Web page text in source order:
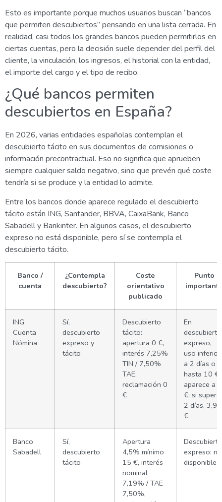
Esto es importante porque muchos usuarios buscan “bancos
que permiten descubiertos” pensando en una lista cerrada. En
realidad, casi todos los grandes bancos pueden permitirlos en
ciertas cuentas, pero la decisión suele depender del perfil del
cliente, la vinculación, los ingresos, el historial con la entidad,
el importe del cargo y el tipo de recibo.
¿Qué bancos permiten
descubiertos en España?
En 2026, varias entidades españolas contemplan el
descubierto tácito en sus documentos de comisiones o
información precontractual. Eso no significa que aprueben
siempre cualquier saldo negativo, sino que prevén qué coste
tendría si se produce y la entidad lo admite.
Entre los bancos donde aparece regulado el descubierto
tácito están ING, Santander, BBVA, CaixaBank, Banco
Sabadell y Bankinter. En algunos casos, el descubierto
expreso no está disponible, pero sí se contempla el
descubierto tácito.
Banco /
cuenta
¿Contempla
descubierto?
Coste
orientativo
publicado
Punto
ING
Cuenta
Nómina
Sí,
descubierto
expreso y
tácito
Descubierto
tácito:
apertura 0 €,
interés 7,25%
TIN / 7,50%
TAE,
reclamación 0
€
En
descubierto
expreso,
uso inferior
a 2 días o
hasta 10 €
aparece a 0
€; si supera
2 días, 3,99
€
Banco
Sabadell
Sí,
descubierto
tácito
Apertura
4,5% mínimo
15 €, interés
nominal
7,19% / TAE
7,50%,
Descubierto
expreso: no
disponible